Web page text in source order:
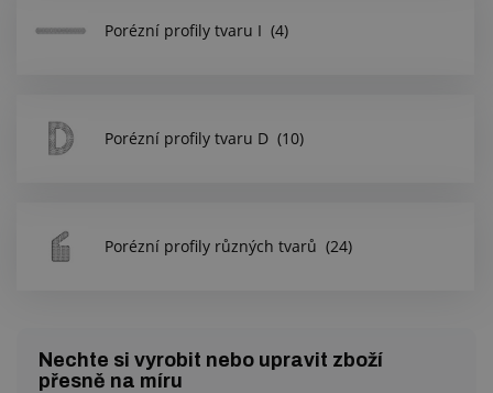
Porézní profily tvaru I (4)
Porézní profily tvaru D (10)
Porézní profily různých tvarů (24)
Nechte si vyrobit nebo upravit zboží
přesně na míru